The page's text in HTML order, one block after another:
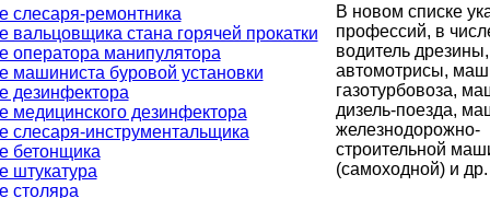
слесаря-ремонтника
вальцовщика стана горячей прокатки
оператора манипулятора
машиниста буровой установки
дезинфектора
медицинского дезинфектора
слесаря-инструментальщика
бетонщика
штукатура
столяра
В новом списке
профессий, в
водитель
автомотрисы,
газотурбовоза,
дизель-поезда,
железнодорожно-
строительной
(самоходной) и др.